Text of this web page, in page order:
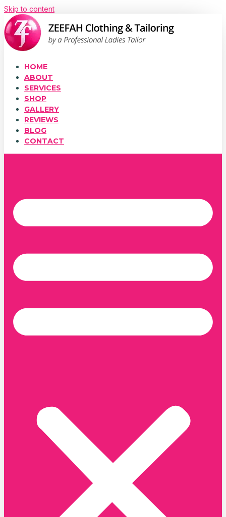
Skip to content
HOME
ABOUT
SERVICES
SHOP
GALLERY
REVIEWS
BLOG
CONTACT